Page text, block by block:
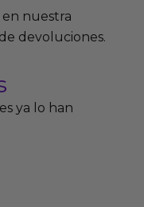
nuestra
devoluciones.
ya lo han